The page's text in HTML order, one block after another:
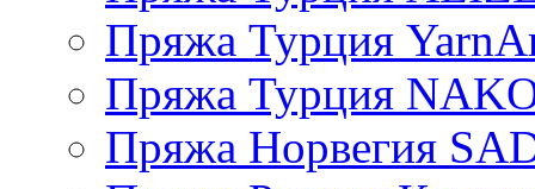
Пряжа Турция
Пряжа Турция
Пряжа Норвегия